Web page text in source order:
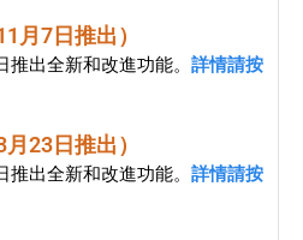
月7日推出）
推出全新和改進功能。詳情請按
23日推出）
推出全新和改進功能。詳情請按